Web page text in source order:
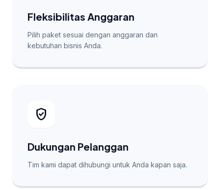
Fleksibilitas Anggaran
Pilih paket sesuai dengan anggaran dan
kebutuhan bisnis Anda.
verified_user
Dukungan Pelanggan
Tim kami dapat dihubungi untuk Anda kapan saja.